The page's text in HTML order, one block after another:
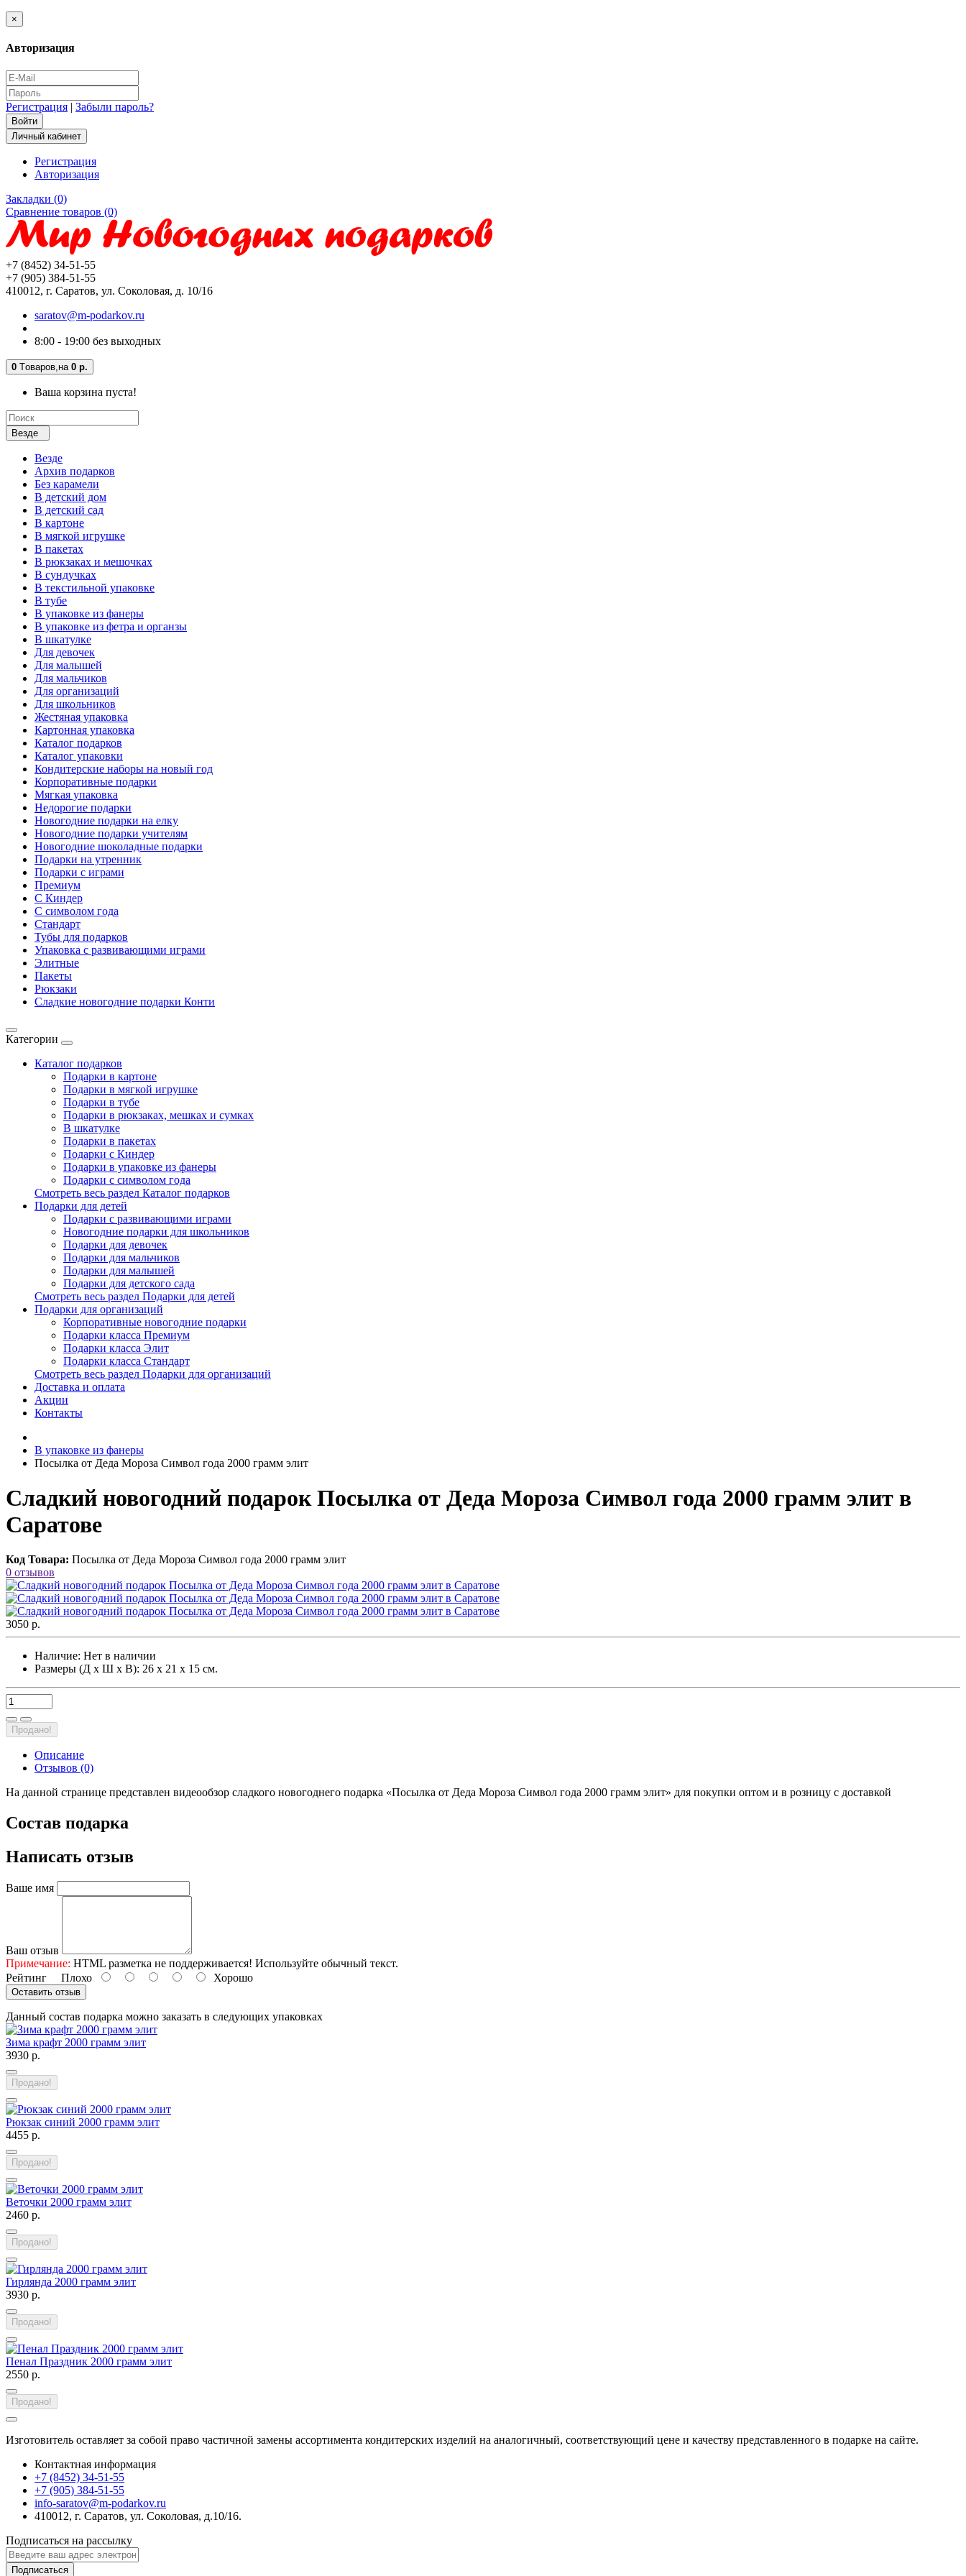
×
Авторизация
Регистрация | Забыли пароль?
Личный кабинет
Регистрация
Авторизация
Закладки (0)
Сравнение товаров (0)
+7 (8452) 34-51-55
+7 (905) 384-51-55
410012, г. Саратов, ул. Соколовая, д. 10/16
saratov@m-podarkov.ru
8:00 - 19:00 без выходных
0 Tоваров, на 0 р.
Ваша корзина пуста!
Везде
Везде
Архив подарков
Без карамели
В детский дом
В детский сад
В картоне
В мягкой игрушке
В пакетах
В рюкзаках и мешочках
В сундучках
В текстильной упаковке
В тубе
В упаковке из фанеры
В упаковке из фетра и органзы
В шкатулке
Для девочек
Для малышей
Для мальчиков
Для организаций
Для школьников
Жестяная упаковка
Картонная упаковка
Каталог подарков
Каталог упаковки
Кондитерские наборы на новый год
Корпоративные подарки
Мягкая упаковка
Недорогие подарки
Новогодние подарки на елку
Новогодние подарки учителям
Новогодние шоколадные подарки
Подарки на утренник
Подарки с играми
Премиум
С Киндер
С символом года
Стандарт
Тубы для подарков
Упаковка с развивающими играми
Элитные
Пакеты
Рюкзаки
Сладкие новогодние подарки Конти
Категории
Каталог подарков
Подарки в картоне
Подарки в мягкой игрушке
Подарки в тубе
Подарки в рюкзаках, мешках и сумках
В шкатулке
Подарки в пакетах
Подарки с Киндер
Подарки в упаковке из фанеры
Подарки с символом года
Смотреть весь раздел Каталог подарков
Подарки для детей
Подарки с развивающими играми
Новогодние подарки для школьников
Подарки для девочек
Подарки для мальчиков
Подарки для малышей
Подарки для детского сада
Смотреть весь раздел Подарки для детей
Подарки для организаций
Корпоративные новогодние подарки
Подарки класса Премиум
Подарки класса Элит
Подарки класса Стандарт
Смотреть весь раздел Подарки для организаций
Доставка и оплата
Акции
Контакты
В упаковке из фанеры
Посылка от Деда Мороза Символ года 2000 грамм элит
Сладкий новогодний подарок Посылка от Деда Мороза Символ года 2000 грамм элит в
Саратове
Код Товара: Посылка от Деда Мороза Символ года 2000 грамм элит
0 отзывов
3050 р.
Наличие: Нет в наличии
Размеры (Д х Ш х В): 26 х 21 х 15 см.
Продано!
Описание
Отзывов (0)
На данной странице представлен видеообзор сладкого новогоднего подарка «Посылка от Деда Мороза Символ года 2000 грамм элит» для покупки оптом и в розницу с доставкой
Состав подарка
Написать отзыв
Ваше имя
Ваш отзыв
Примечание: HTML разметка не поддерживается! Используйте обычный текст.
Рейтинг Плохо Хорошо
Оставить отзыв
Данный состав подарка можно заказать в следующих упаковках
Зима крафт 2000 грамм элит
3930 р.
Продано!
Рюкзак синий 2000 грамм элит
4455 р.
Продано!
Веточки 2000 грамм элит
2460 р.
Продано!
Гирлянда 2000 грамм элит
3930 р.
Продано!
Пенал Праздник 2000 грамм элит
2550 р.
Продано!
Изготовитель оставляет за собой право частичной замены ассортимента кондитерских изделий на аналогичный, соответствующий цене и качеству представленного в подарке на сайте.
Контактная информация
+7 (8452) 34-51-55
+7 (905) 384-51-55
info-saratov@m-podarkov.ru
410012, г. Саратов, ул. Соколовая, д.10/16.
Подписаться на рассылку
Подписаться